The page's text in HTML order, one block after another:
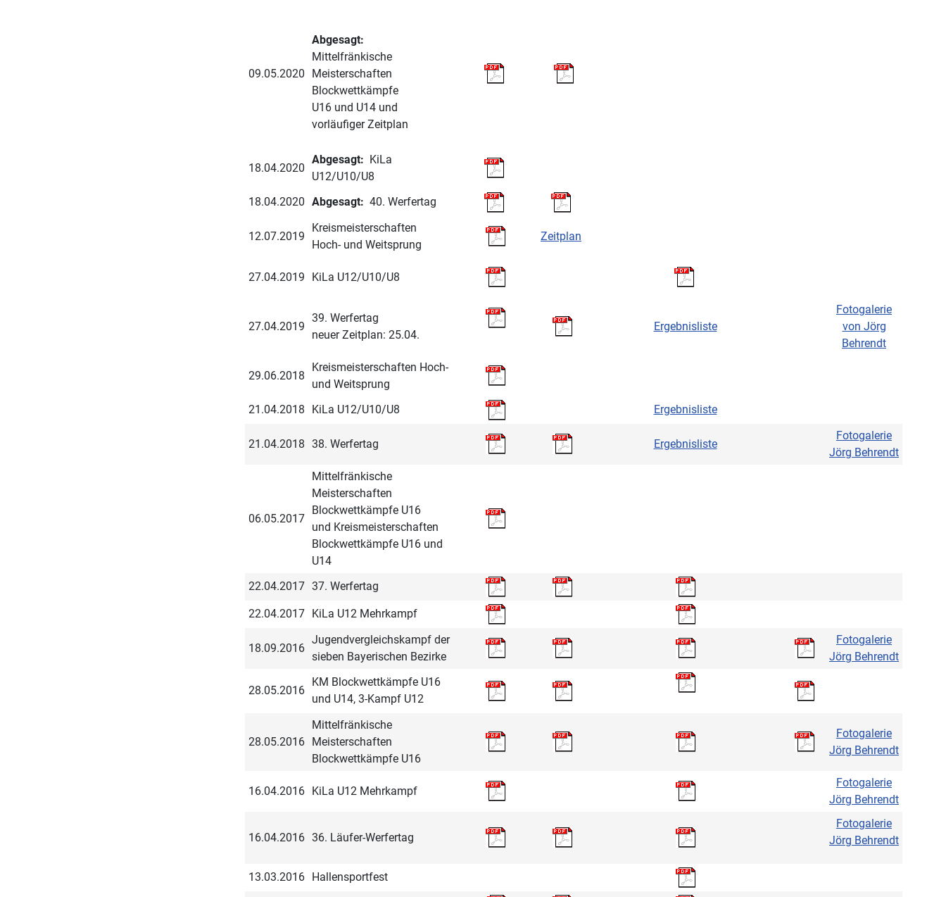
09.05.2020
Abgesagt:
Mittelfränkische
Meisterschaften
Blockwettkämpfe
U16 und U14 und
vorläufiger Zeitplan
18.04.2020
Abgesagt: KiLa
U12/U10/U8
18.04.2020 Abgesagt: 40. Werfertag
12.07.2019
Kreismeisterschaften
Hoch- und Weitsprung
Zeitplan
27.04.2019 KiLa U12/U10/U8
27.04.2019
39. Werfertag
neuer Zeitplan: 25.04.
Ergebnisliste
Fotogalerie
von Jörg
Behrendt
29.06.2018
Kreismeisterschaften Hoch-
und Weitsprung
21.04.2018
KiLa U12/U10/U8 Ergebnisliste
21.04.2018 38. Werfertag Ergebnisliste
Fotogalerie
Jörg Behrendt
06.05.2017
Mittelfränkische
Meisterschaften
Blockwettkämpfe U16
und Kreismeisterschaften
Blockwettkämpfe U16 und
U14
22.04.2017 37. Werfertag
22.04.2017 KiLa U12 Mehrkampf
18.09.2016
Jugendvergleichskampf der
sieben Bayerischen Bezirke
Fotogalerie
Jörg Behrendt
28.05.2016
KM Blockwettkämpfe U16
und U14, 3-Kampf U12
28.05.2016
Mittelfränkische
Meisterschaften
Blockwettkämpfe U16
Fotogalerie
Jörg Behrendt
16.04.2016 KiLa U12 Mehrkampf
Fotogalerie
Jörg Behrendt
16.04.2016 36. Läufer-Werfertag
Fotogalerie
Jörg Behrendt
13.03.2016 Hallensportfest